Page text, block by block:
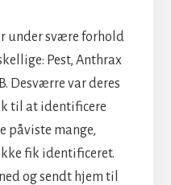
under svære forhold
Pest, Anthrax
Desværre var deres
til at identificere
påviste mange,
fik identificeret.
og sendt hjem til